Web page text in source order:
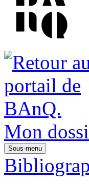
Mon
Sous-menu